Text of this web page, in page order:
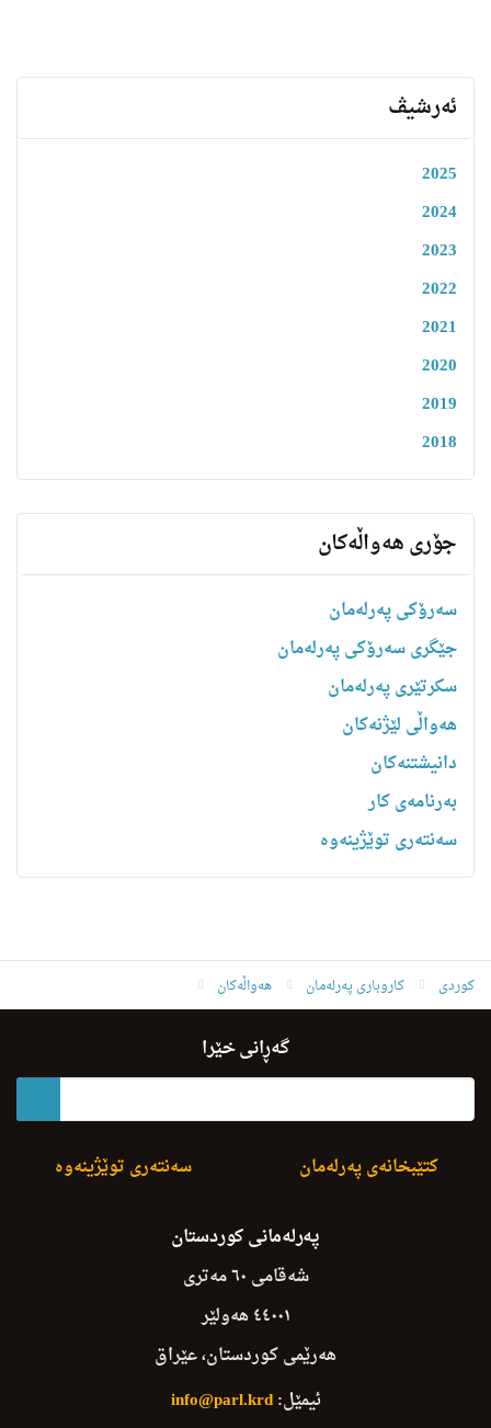
ئەرشیڤ
2025
2024
2023
2022
2021
2020
2019
2018
جۆری هەواڵەکان
سەرۆکی پەرلەمان
جێگری سەرۆکی پەرلەمان
سکرتێری پەرلەمان
هه‌واڵى لێژنه‌كان
دانیشتنه‌کان
بەرنامەی کار
سەنتەری توێژینەوە
کوردی کاروباری پەرلەمان هەواڵەکان
L.Wza u S.Srushtiakan u Pishsazye Kobuwawa
گەڕانی خێرا
سەنتەری توێژینەوە کتێبخانەی پەرلەمان
پەرلەمانی کوردستان
شەقامی ٦٠ مەتری
٤٤٠٠١ هەولێر
هەرێمی کوردستان، عێراق
ئیمێل:info@parl.krd